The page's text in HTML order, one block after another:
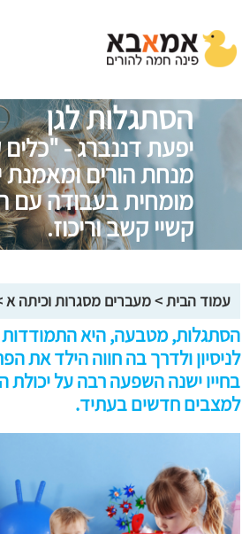
הסתגלות לגן
יפעת דננברג -
מנחת הורים ומאמנת
מומחית בעבודה עם
קשיי קשב וריכוז.
עמוד הבית>מעברים מסגרות וכיתה א
הסתגלות, מטבעה, היא התמודדות
לניסיון ולדרך בה חווה הילד את
בחייו ישנה השפעה רבה על יכולת
למצבים חדשים בעתיד.